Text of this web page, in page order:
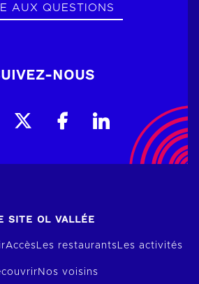
AUX QUESTIONS
NOUS
SITE OL VALLÉE
AccèsLes restaurantsLes activités
Nos voisins